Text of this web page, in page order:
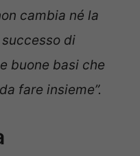
cambia né la
di
buone basi che
fare insieme”.